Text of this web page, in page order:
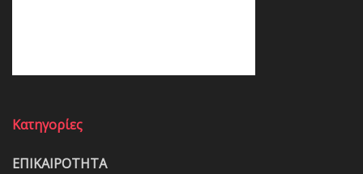
Κατηγορίες
ΕΠΙΚΑΙΡΟΤΗΤΑ